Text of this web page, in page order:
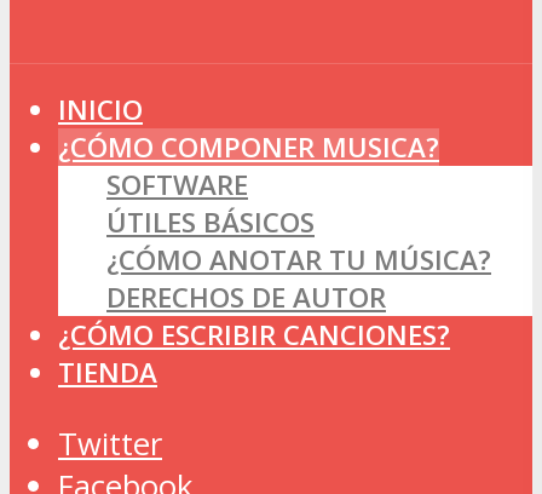
INICIO
¿CÓMO COMPONER MUSICA?
SOFTWARE
ÚTILES BÁSICOS
¿CÓMO ANOTAR TU MÚSICA?
DERECHOS DE AUTOR
¿CÓMO ESCRIBIR CANCIONES?
TIENDA
Twitter